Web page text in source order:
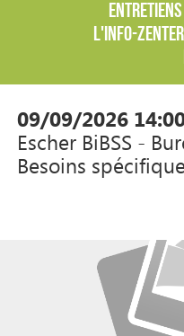
L'INFO-
09/09/2026
Escher BiBSS -
Besoins